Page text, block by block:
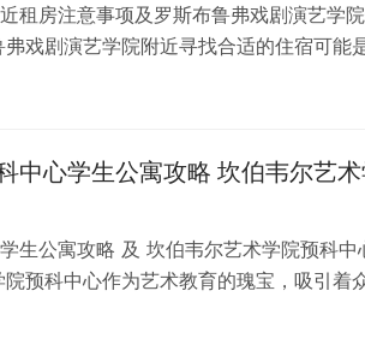
租房注意事项及罗斯布鲁弗戏剧演艺学
戏剧演艺学院附近寻找合适的住宿可能
助您顺利完成…
中心学生公寓攻略 坎伯韦尔艺
生公寓攻略 及 坎伯韦尔艺术学院预科中
预科中心作为艺术教育的瑰宝，吸引着